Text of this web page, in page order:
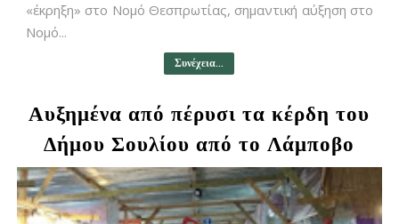
«έκρηξη» στο Νομό Θεσπρωτίας, σημαντική αύξηση στο
Νομό...
Συνέχεια...
Αυξημένα από πέρυσι τα κέρδη του
Δήμου Σουλίου από το Λάμποβο